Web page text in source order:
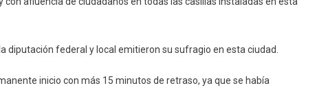
diputación federal y local emitieron su sufragio en esta ciudad.
inicio con más 15 minutos de retraso, ya que se había